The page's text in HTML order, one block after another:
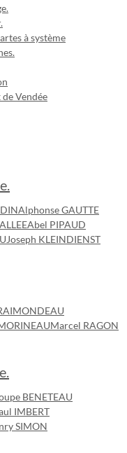
à système
de Vendée
Alphonse GAUTTE
Abel PIPAUD
Joseph KLEINDIENST
Marcel RAGON
BENETEAU
IMBERT
SIMON